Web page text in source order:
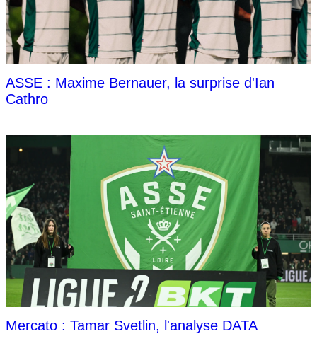
ASSE : Maxime Bernauer, la surprise d'Ian
Cathro
Mercato : Tamar Svetlin, l'analyse DATA